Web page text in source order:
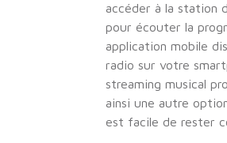
accéder à la station
pour écouter la
application mobile
radio sur votre
streaming musical
ainsi une autre
est facile de rester